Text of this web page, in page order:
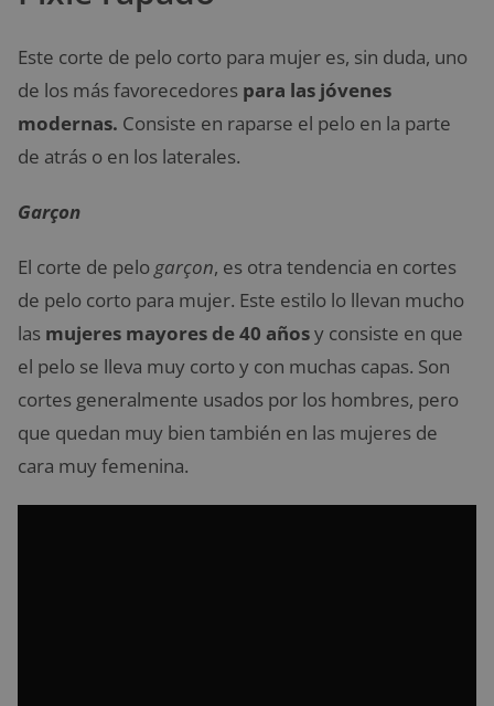
Este corte de pelo corto para mujer es, sin duda, uno
de los más favorecedores para las jóvenes
modernas. Consiste en raparse el pelo en la parte
de atrás o en los laterales.
Garçon
El corte de pelo garçon, es otra tendencia en cortes
de pelo corto para mujer. Este estilo lo llevan mucho
las mujeres mayores de 40 añosy consiste en que
el pelo se lleva muy corto y con muchas capas. Son
cortes generalmente usados por los hombres, pero
que quedan muy bien también en las mujeres de
cara muy femenina.